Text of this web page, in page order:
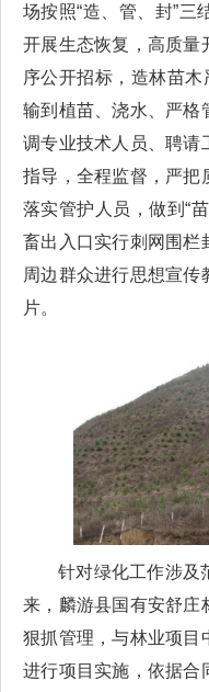
场按照“造、管、封”三
开展生态恢复，高质量
序公开招标，造林苗木
输到植苗、浇水、严格
调专业技术人员、聘请
指导，全程监督，严把
落实管护人员，做到“
畜出入口实行刺网围栏
周边群众进行思想宣传
片。
针对绿化工作涉及
来，麟游县国有安舒庄
狠抓管理，与林业项目
进行项目实施，依据合